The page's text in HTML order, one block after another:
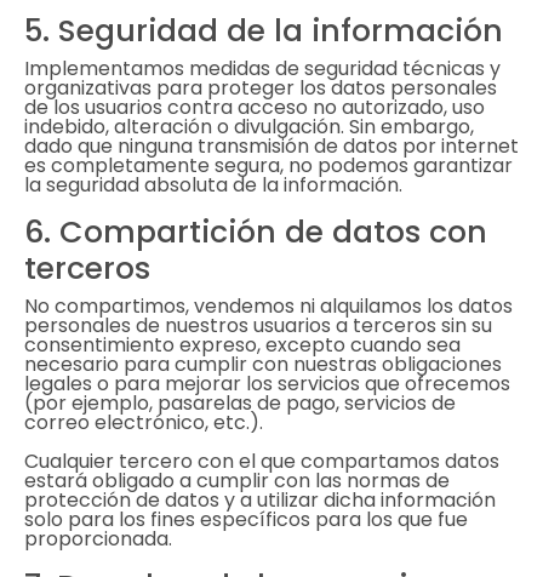
5. Seguridad de la información
Implementamos medidas de seguridad técnicas y
organizativas para proteger los datos personales
de los usuarios contra acceso no autorizado, uso
indebido, alteración o divulgación. Sin embargo,
dado que ninguna transmisión de datos por internet
es completamente segura, no podemos garantizar
la seguridad absoluta de la información.
6. Compartición de datos con
terceros
No compartimos, vendemos ni alquilamos los datos
personales de nuestros usuarios a terceros sin su
consentimiento expreso, excepto cuando sea
necesario para cumplir con nuestras obligaciones
legales o para mejorar los servicios que ofrecemos
(por ejemplo, pasarelas de pago, servicios de
correo electrónico, etc.).
Cualquier tercero con el que compartamos datos
estará obligado a cumplir con las normas de
protección de datos y a utilizar dicha información
solo para los fines específicos para los que fue
proporcionada.